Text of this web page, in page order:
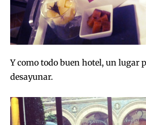
Y como todo buen hotel, un lugar
desayunar.